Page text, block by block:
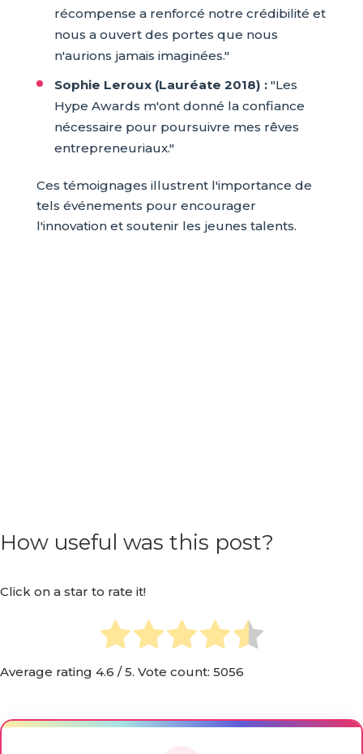
récompense a renforcé notre crédibilité et
nous a ouvert des portes que nous
n'aurions jamais imaginées."
Sophie Leroux (Lauréate 2018) :"Les
Hype Awards m'ont donné la confiance
nécessaire pour poursuivre mes rêves
entrepreneuriaux."
Ces témoignages illustrent l'importance de
tels événements pour encourager
l'innovation et soutenir les jeunes talents.
How useful was this post?
Click on a star to rate it!
Average rating 4.6 / 5. Vote count: 5056